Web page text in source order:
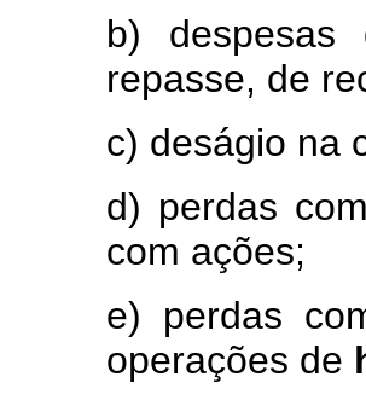
b) despesas
repasse, de
c) deságio na
d) perdas
com ações;
e) perdas
operações de